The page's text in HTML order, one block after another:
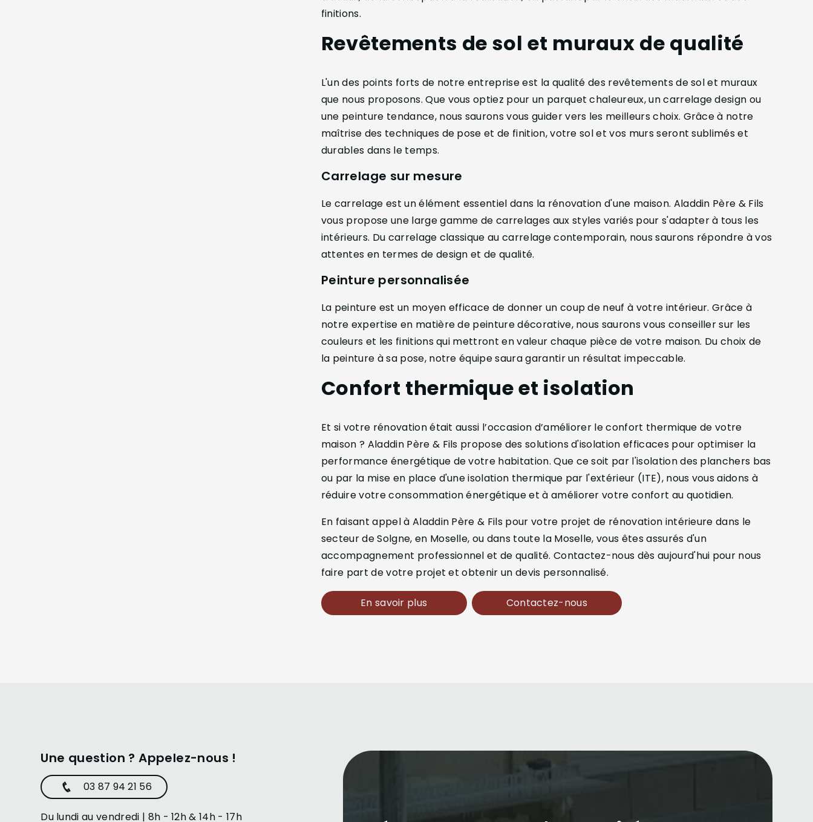
finitions.
Revêtements de sol et muraux de qualité
L'un des points forts de notre entreprise est la qualité des revêtements de sol et muraux
que nous proposons. Que vous optiez pour un parquet chaleureux, un carrelage design ou
une peinture tendance, nous saurons vous guider vers les meilleurs choix. Grâce à notre
maîtrise des techniques de pose et de finition, votre sol et vos murs seront sublimés et
durables dans le temps.
Carrelage sur mesure
Le carrelage est un élément essentiel dans la rénovation d'une maison. Aladdin Père & Fils
vous propose une large gamme de carrelages aux styles variés pour s'adapter à tous les
intérieurs. Du carrelage classique au carrelage contemporain, nous saurons répondre à vos
attentes en termes de design et de qualité.
Peinture personnalisée
La peinture est un moyen efficace de donner un coup de neuf à votre intérieur. Grâce à
notre expertise en matière de peinture décorative, nous saurons vous conseiller sur les
couleurs et les finitions qui mettront en valeur chaque pièce de votre maison. Du choix de
la peinture à sa pose, notre équipe saura garantir un résultat impeccable.
Confort thermique et isolation
Et si votre rénovation était aussi l’occasion d’améliorer le confort thermique de votre
maison ? Aladdin Père & Fils propose des solutions d'isolation efficaces pour optimiser la
performance énergétique de votre habitation. Que ce soit par l'isolation des planchers bas
ou par la mise en place d'une isolation thermique par l'extérieur (ITE), nous vous aidons à
réduire votre consommation énergétique et à améliorer votre confort au quotidien.
En faisant appel à Aladdin Père & Fils pour votre projet de rénovation intérieure dans le
secteur de Solgne, en Moselle, ou dans toute la Moselle, vous êtes assurés d'un
accompagnement professionnel et de qualité. Contactez-nous dès aujourd'hui pour nous
faire part de votre projet et obtenir un devis personnalisé.
En savoir plus Contactez-nous
Une question ? Appelez-nous !
03 87 94 21 56
Du lundi au vendredi | 8h - 12h & 14h - 17h